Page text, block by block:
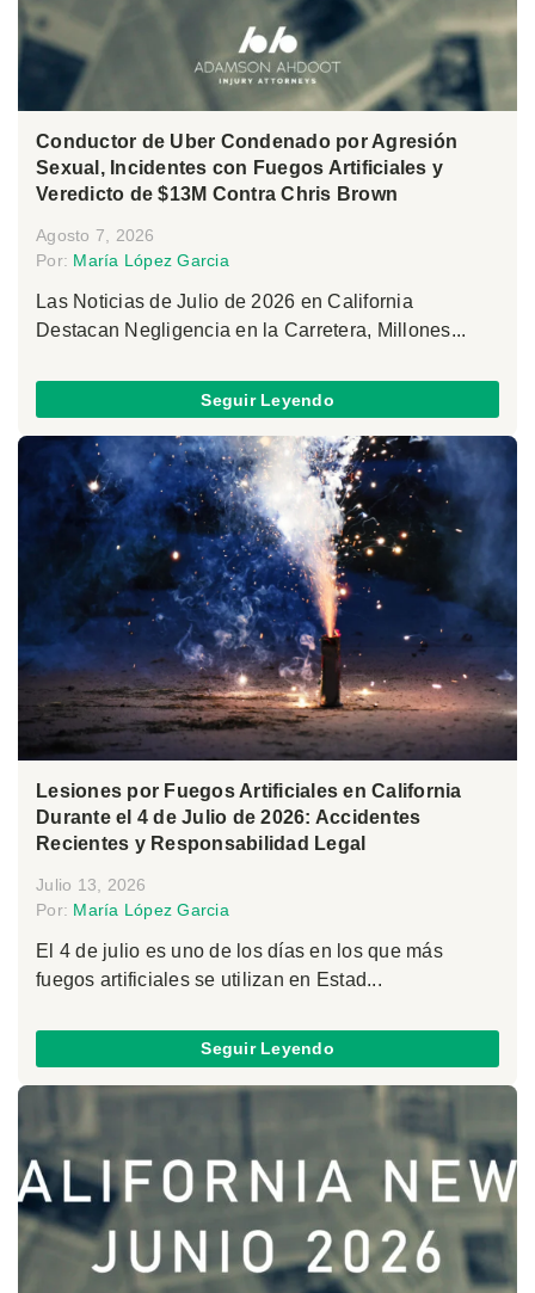
Conductor de Uber Condenado por Agresión
Sexual, Incidentes con Fuegos Artificiales y
Veredicto de $13M Contra Chris Brown
Agosto 7, 2026
Por: María López Garcia
Las Noticias de Julio de 2026 en California
Destacan Negligencia en la Carretera, Millones...
Seguir Leyendo
Lesiones por Fuegos Artificiales en California
Durante el 4 de Julio de 2026: Accidentes
Recientes y Responsabilidad Legal
Julio 13, 2026
Por: María López Garcia
El 4 de julio es uno de los días en los que más
fuegos artificiales se utilizan en Estad...
Seguir Leyendo